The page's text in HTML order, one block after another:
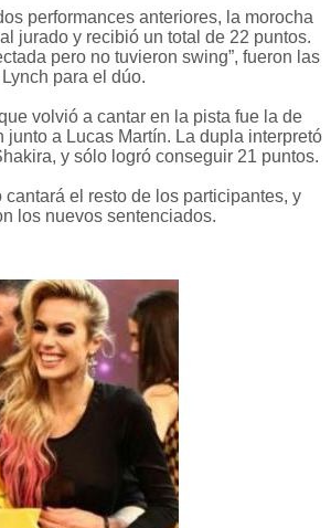
performances anteriores, la morocha
jurado y recibió un total de 22 puntos.
pero no tuvieron swing”, fueron las
para el dúo.
volvió a cantar en la pista fue la de
junto a Lucas Martín. La dupla interpretó
y sólo logró conseguir 21 puntos.
cantará el resto de los participantes, y
los nuevos sentenciados.